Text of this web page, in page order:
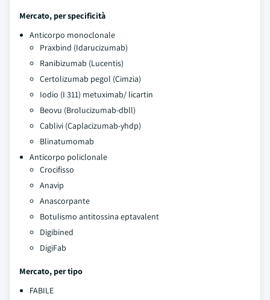
Mercato, per specificità
Anticorpo monoclonale
Praxbind (Idarucizumab)
Ranibizumab (Lucentis)
Certolizumab pegol (Cimzia)
Iodio (I 311) metuximab/ licartin
Beovu (Brolucizumab-dbll)
Cablivi (Caplacizumab-yhdp)
Blinatumomab
Anticorpo policlonale
Crocifisso
Anavip
Anascorpante
Botulismo antitossina eptavalent
Digibined
DigiFab
Mercato, per tipo
FABILE